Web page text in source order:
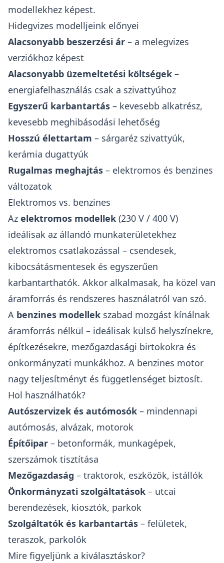
modellekhez képest.
Hidegvizes modelljeink előnyei
Alacsonyabb beszerzési ár – a melegvizes
verziókhoz képest
Alacsonyabb üzemeltetési költségek –
energiafelhasználás csak a szivattyúhoz
Egyszerű karbantartás – kevesebb alkatrész,
kevesebb meghibásodási lehetőség
Hosszú élettartam – sárgaréz szivattyúk,
kerámia dugattyúk
Rugalmas meghajtás – elektromos és benzines
változatok
Elektromos vs. benzines
Az elektromos modellek (230 V / 400 V)
ideálisak az állandó munkaterületekhez
elektromos csatlakozással – csendesek,
kibocsátásmentesek és egyszerűen
karbantarthatók. Akkor alkalmasak, ha közel van
áramforrás és rendszeres használatról van szó.
A benzines modellek szabad mozgást kínálnak
áramforrás nélkül – ideálisak külső helyszínekre,
építkezésekre, mezőgazdasági birtokokra és
önkormányzati munkákhoz. A benzines motor
nagy teljesítményt és függetlenséget biztosít.
Hol használhatók?
Autószervizek és autómosók – mindennapi
autómosás, alvázak, motorok
Építőipar – betonformák, munkagépek,
szerszámok tisztítása
Mezőgazdaság – traktorok, eszközök, istállók
Önkormányzati szolgáltatások – utcai
berendezések, kiosztók, parkok
Szolgáltatók és karbantartás – felületek,
teraszok, parkolók
Mire figyeljünk a kiválasztáskor?